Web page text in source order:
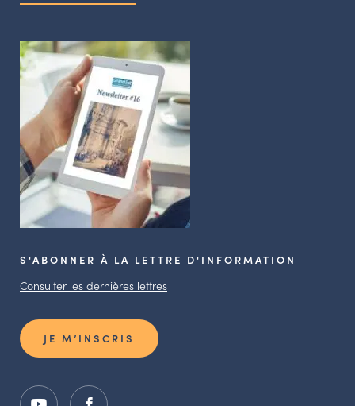
S'ABONNER À LA LETTRE D'INFORMATION
Consulter les dernières lettres
JE M’INSCRIS